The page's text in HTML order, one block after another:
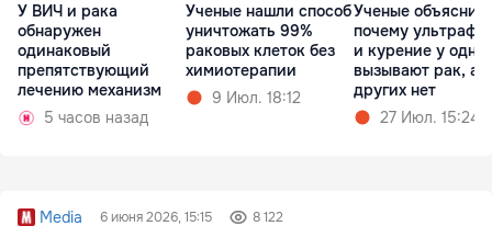
У ВИЧ и рака
обнаружен
одинаковый
препятствующий
лечению механизм
5 часов назад
Ученые нашли способ
уничтожать 99%
раковых клеток без
химиотерапии
9 Июл. 18:12
Ученые
почему
и курение у
вызывают рак, а у
других нет
27 Июл. 15:24
Media 6 июня 2026, 15:15 8 122